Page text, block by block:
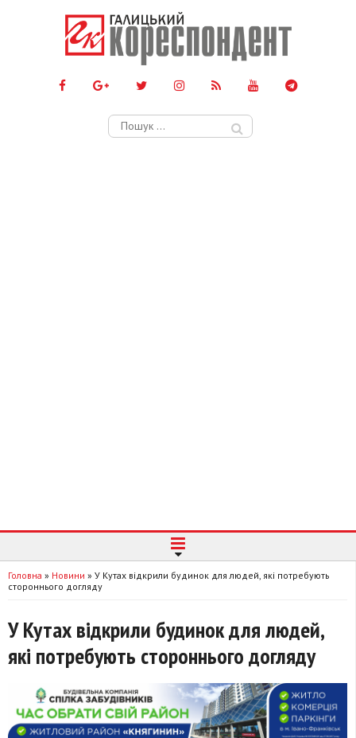
Пошук:
Головна » Новини » У Кутах відкрили будинок для людей, які потребують
стороннього догляду
У Кутах відкрили будинок для людей,
які потребують стороннього догляду